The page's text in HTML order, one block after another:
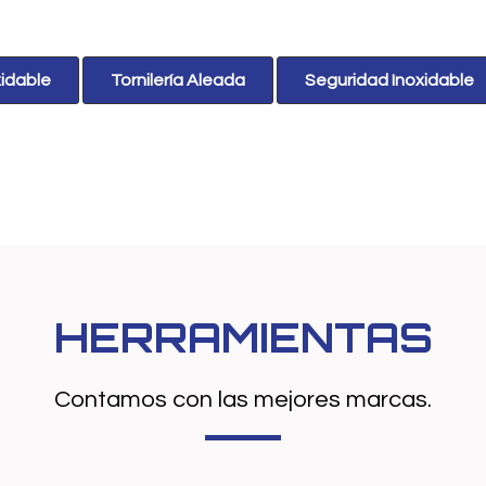
Tornilería Aleada Seguridad Inoxidable
HERRAMIENTAS
Contamos con las mejores marcas.